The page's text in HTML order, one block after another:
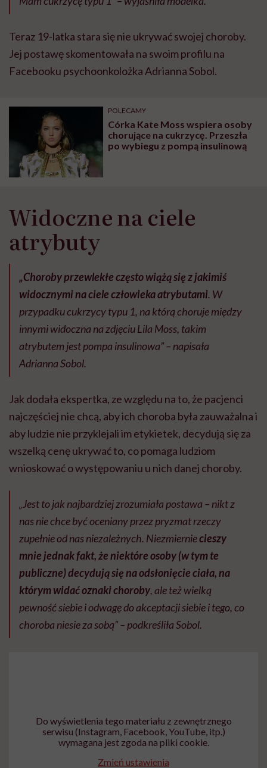
Teraz 19-latka stara się nie ukrywać swojej choroby.
Jej postawę skomentowała na swoim profilu na
Facebooku psychoonkolożka Adrianna Sobol.
POLECAMY
Córka Kate Moss wspiera osoby
chorujące na cukrzycę. Przeszła
po wybiegu z pompą insulinową
Widoczne na ciele
atrybuty
„Choroby przewlekłe często wiążą się z jakimiś
widocznymi na ciele człowieka atrybutami. W
przypadku cukrzycy typu 1, na którą choruje między
innymi widoczna na zdjęciu Lila Moss, takim
atrybutem jest pompa insulinowa” – napisała
Adrianna Sobol.
Jak dodała ekspertka, ze względu na to, że pacjenci
najczęściej nie chcą, aby ich choroba była zauważalna i
aby ludzie nie przyklejali im etykietek, decydują się za
wszelką cenę ukrywać to, co pomaga ludziom
wnioskować o występowaniu u nich danej choroby.
„Jest to jak najbardziej zrozumiała postawa – nikt z
nas nie chce być oceniany przez pryzmat rzeczy
zupełnie od nas niezależnych. Niezmierniecieszy
mnie jednak fakt, że niektóre osoby (w tym te
publiczne) decydują się na odsłonięcie ciała, na
którym widać oznaki choroby, ale też wielką
pewność siebie i odwagę do akceptacji siebie i tego, co
choroba niesie za sobą” – podkreśliła Sobol.
Do wyświetlenia tego materiału z zewnętrznego
serwisu (Instagram, Facebook, YouTube, itp.)
wymagana jest zgoda na pliki cookie.
Zmień ustawienia